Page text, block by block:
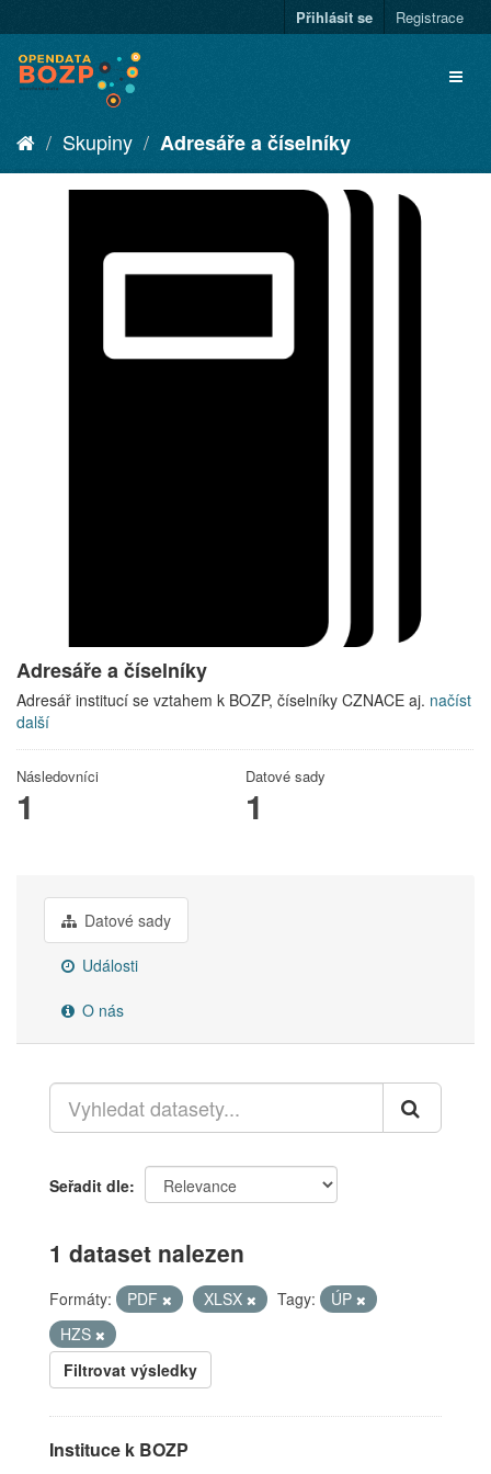
Přihlásit se Registrace
Skupiny Adresáře a číselníky
Adresáře a číselníky
Adresář institucí se vztahem k BOZP, číselníky CZNACE aj. načíst
další
Následovníci
1
Datové sady
1
Datové sady
Události
O nás
Seřadit dle
1 dataset nalezen
Formáty: PDF XLSX Tagy:
ÚP
HZS
Filtrovat výsledky
Instituce k BOZP